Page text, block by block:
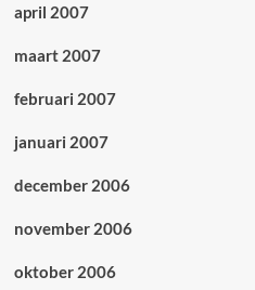
april 2007
maart 2007
februari 2007
januari 2007
december 2006
november 2006
oktober 2006